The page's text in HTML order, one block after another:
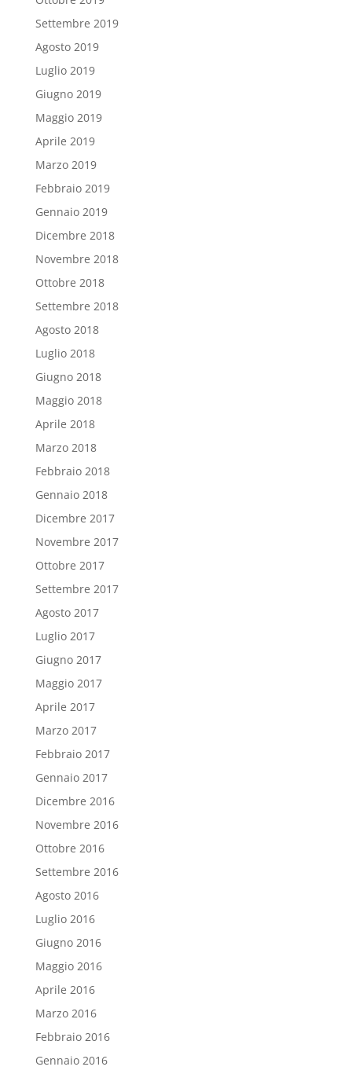
Settembre 2019
Agosto 2019
Luglio 2019
Giugno 2019
Maggio 2019
Aprile 2019
Marzo 2019
Febbraio 2019
Gennaio 2019
Dicembre 2018
Novembre 2018
Ottobre 2018
Settembre 2018
Agosto 2018
Luglio 2018
Giugno 2018
Maggio 2018
Aprile 2018
Marzo 2018
Febbraio 2018
Gennaio 2018
Dicembre 2017
Novembre 2017
Ottobre 2017
Settembre 2017
Agosto 2017
Luglio 2017
Giugno 2017
Maggio 2017
Aprile 2017
Marzo 2017
Febbraio 2017
Gennaio 2017
Dicembre 2016
Novembre 2016
Ottobre 2016
Settembre 2016
Agosto 2016
Luglio 2016
Giugno 2016
Maggio 2016
Aprile 2016
Marzo 2016
Febbraio 2016
Gennaio 2016